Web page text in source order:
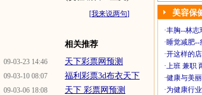
[我来说两句]
09-03-23 14:46
09-03-10 08:07
09-03-06 18:08
相关推荐
天下彩票网预测
福利彩票3d布衣天下
天下 彩票网预测
美容保
·丰胸--林志
·睡觉减肥--
·开这样的
·上班 兼职
·健康与美
·为健康行